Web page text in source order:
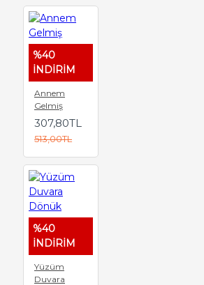
%40
İNDİRİM
Annem
Gelmiş
307,80TL
513,00TL
%40
İNDİRİM
Yüzüm
Duvara